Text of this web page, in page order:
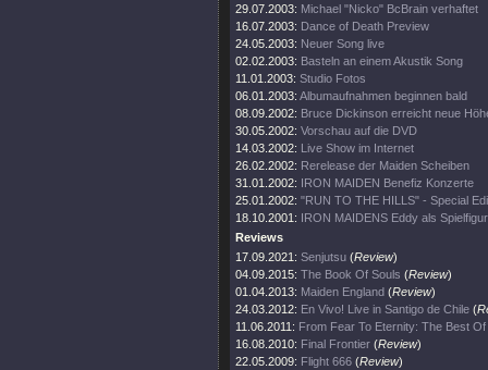
29.07.2003: Michael "Nicko" BcBrain verhaftet
16.07.2003: Dance of Death Preview
24.05.2003: Neuer Song live
02.02.2003: Basteln an einem Akustik Song
11.01.2003: Studio Fotos
06.01.2003: Albumaufnahmen beginnen bald
08.09.2002: Bruce Dickinson erreicht neue
30.05.2002: Vorschau auf die DVD
14.03.2002: Live Show im Internet
26.02.2002: Rerelease der Maiden Scheiben
31.01.2002: IRON MAIDEN Benefiz Konzerte
25.01.2002: "RUN TO THE HILLS" - Special
18.10.2001: IRON MAIDENS Eddy als Spielfigur
Reviews
17.09.2021: Senjutsu (Review)
04.09.2015: The Book Of Souls (Review)
01.04.2013: Maiden England (Review)
24.03.2012: En Vivo! Live in Santigo de Chile (
11.06.2011: From Fear To Eternity: The Best
16.08.2010: Final Frontier (Review)
22.05.2009: Flight 666 (Review)